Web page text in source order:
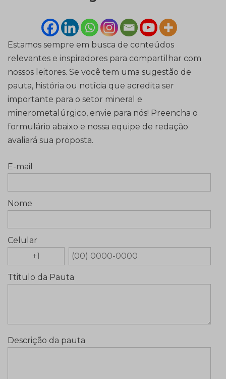
Estamos sempre em busca de conteúdos
relevantes e inspiradores para compartilhar com
nossos leitores. Se você tem uma sugestão de
pauta, história ou notícia que acredita ser
importante para o setor mineral e
minerometalúrgico, envie para nós! Preencha o
formulário abaixo e nossa equipe de redação
avaliará sua proposta.
E-mail
Nome
Celular
Ttitulo da Pauta
Descrição da pauta